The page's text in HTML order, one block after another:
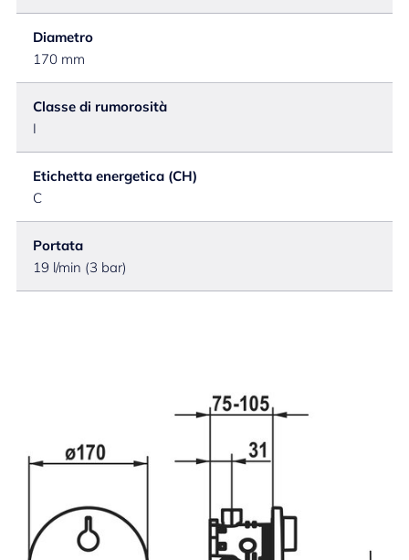
Diametro
170 mm
Classe di rumorosità
I
Etichetta energetica (CH)
C
Portata
19 l/min (3 bar)